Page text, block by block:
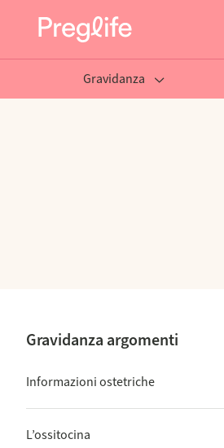
Gravidanza
Gravidanza argomenti
Informazioni ostetriche
L’ossitocina